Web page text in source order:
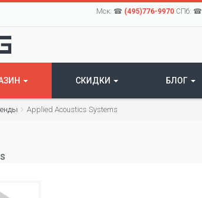
Мск: ☎ (495)776-9970СПб: ☎
СКИДКИ БЛОГ
Applied Acoustics Systems